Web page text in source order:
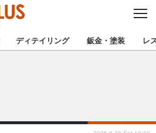
C
S
E
厳選プロショップを地域から探す
北陸
ディテイリング 鈑金・塗装 レ